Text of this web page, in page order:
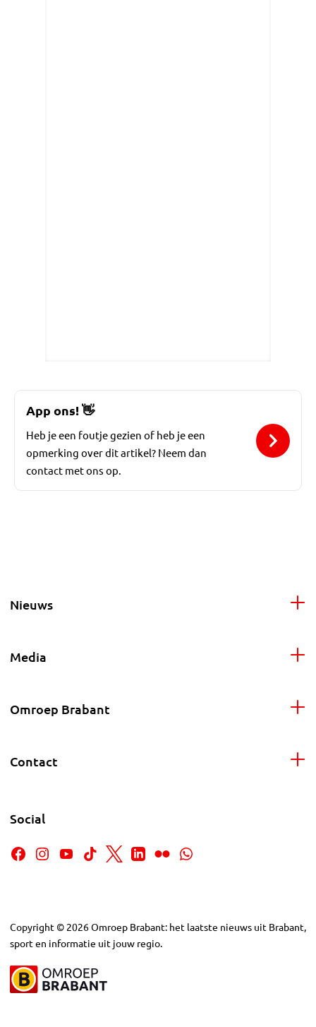
App ons!👋
Heb je een foutje gezien of heb je een
opmerking over dit artikel? Neem dan
contact met ons op.
Nieuws
Media
Omroep Brabant
Contact
Social
Copyright © 2026Omroep Brabant: het laatste nieuws uit Brabant,
sport en informatie uit jouw regio.